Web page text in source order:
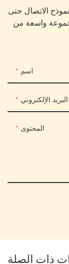
الاتصال حتى
واسعة من
اسم
البريد الإلكتروني
المحتوى
ذات الصلة